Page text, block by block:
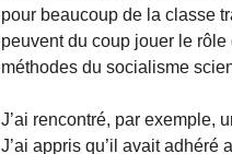
pour beaucoup de la classe
peuvent du coup jouer le
méthodes du socialisme
J’ai rencontré, par exemple,
J’ai appris qu’il avait adhéré